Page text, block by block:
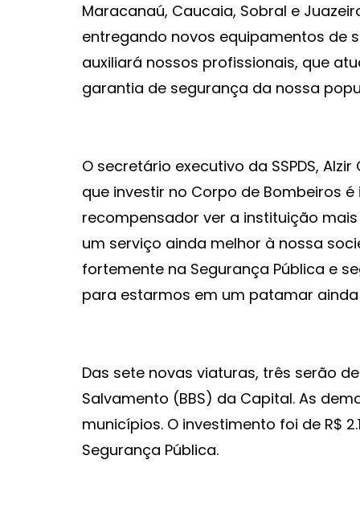
Maracanaú, Caucaia, Sobral e
entregando novos equipamentos de
auxiliará nossos profissionais, que
garantia de segurança da nossa
O secretário executivo da SSPDS,
que investir no Corpo de Bombeiros
recompensador ver a instituição
um serviço ainda melhor à nossa
fortemente na Segurança Pública e
para estarmos em um patamar
Das sete novas viaturas, três serão
Salvamento (BBS) da Capital. As
municípios. O investimento foi de R$
Segurança Pública.